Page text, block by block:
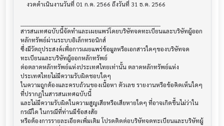
สารสนเทศฉบับนี้จัดทำและเผยแพร่โดยบริษัทจดทะเบียนและบริษัทผู้ออก
หลักทรัพย์ผ่านระบบอิเล็กทรอนิกส์
ซึ่งมีวัตถุประสงค์เพื่อการเผยแพร่ข้อมูลหรือเอกสารใดๆของบริษัทจด
ทะเบียนและบริษัทผู้ออกหลักทรัพย์
ต่อตลาดหลักทรัพย์แห่งประเทศไทยเท่านั้น ตลาดหลักทรัพย์แห่ง
ประเทศไทยไม่มีความรับผิดชอบใดๆ
ในความถูกต้องและครบถ้วนของเนื้อหา ตัวเลข รายงานหรือข้อคิดเห็นใดๆ
ที่ปรากฎในสารสนเทศฉบับนี้
และไม่มีความรับผิดในความสูญเสียหรือเสียหายใดๆ ที่อาจเกิดขึ้นไม่ว่าใน
กรณีใด ในกรณีที่ท่านมีข้อสงสัย
หรือต้องการรายละเอียดเพิ่มเติม โปรดติดต่อบริษัทจดทะเบียนและบริษัทผู้